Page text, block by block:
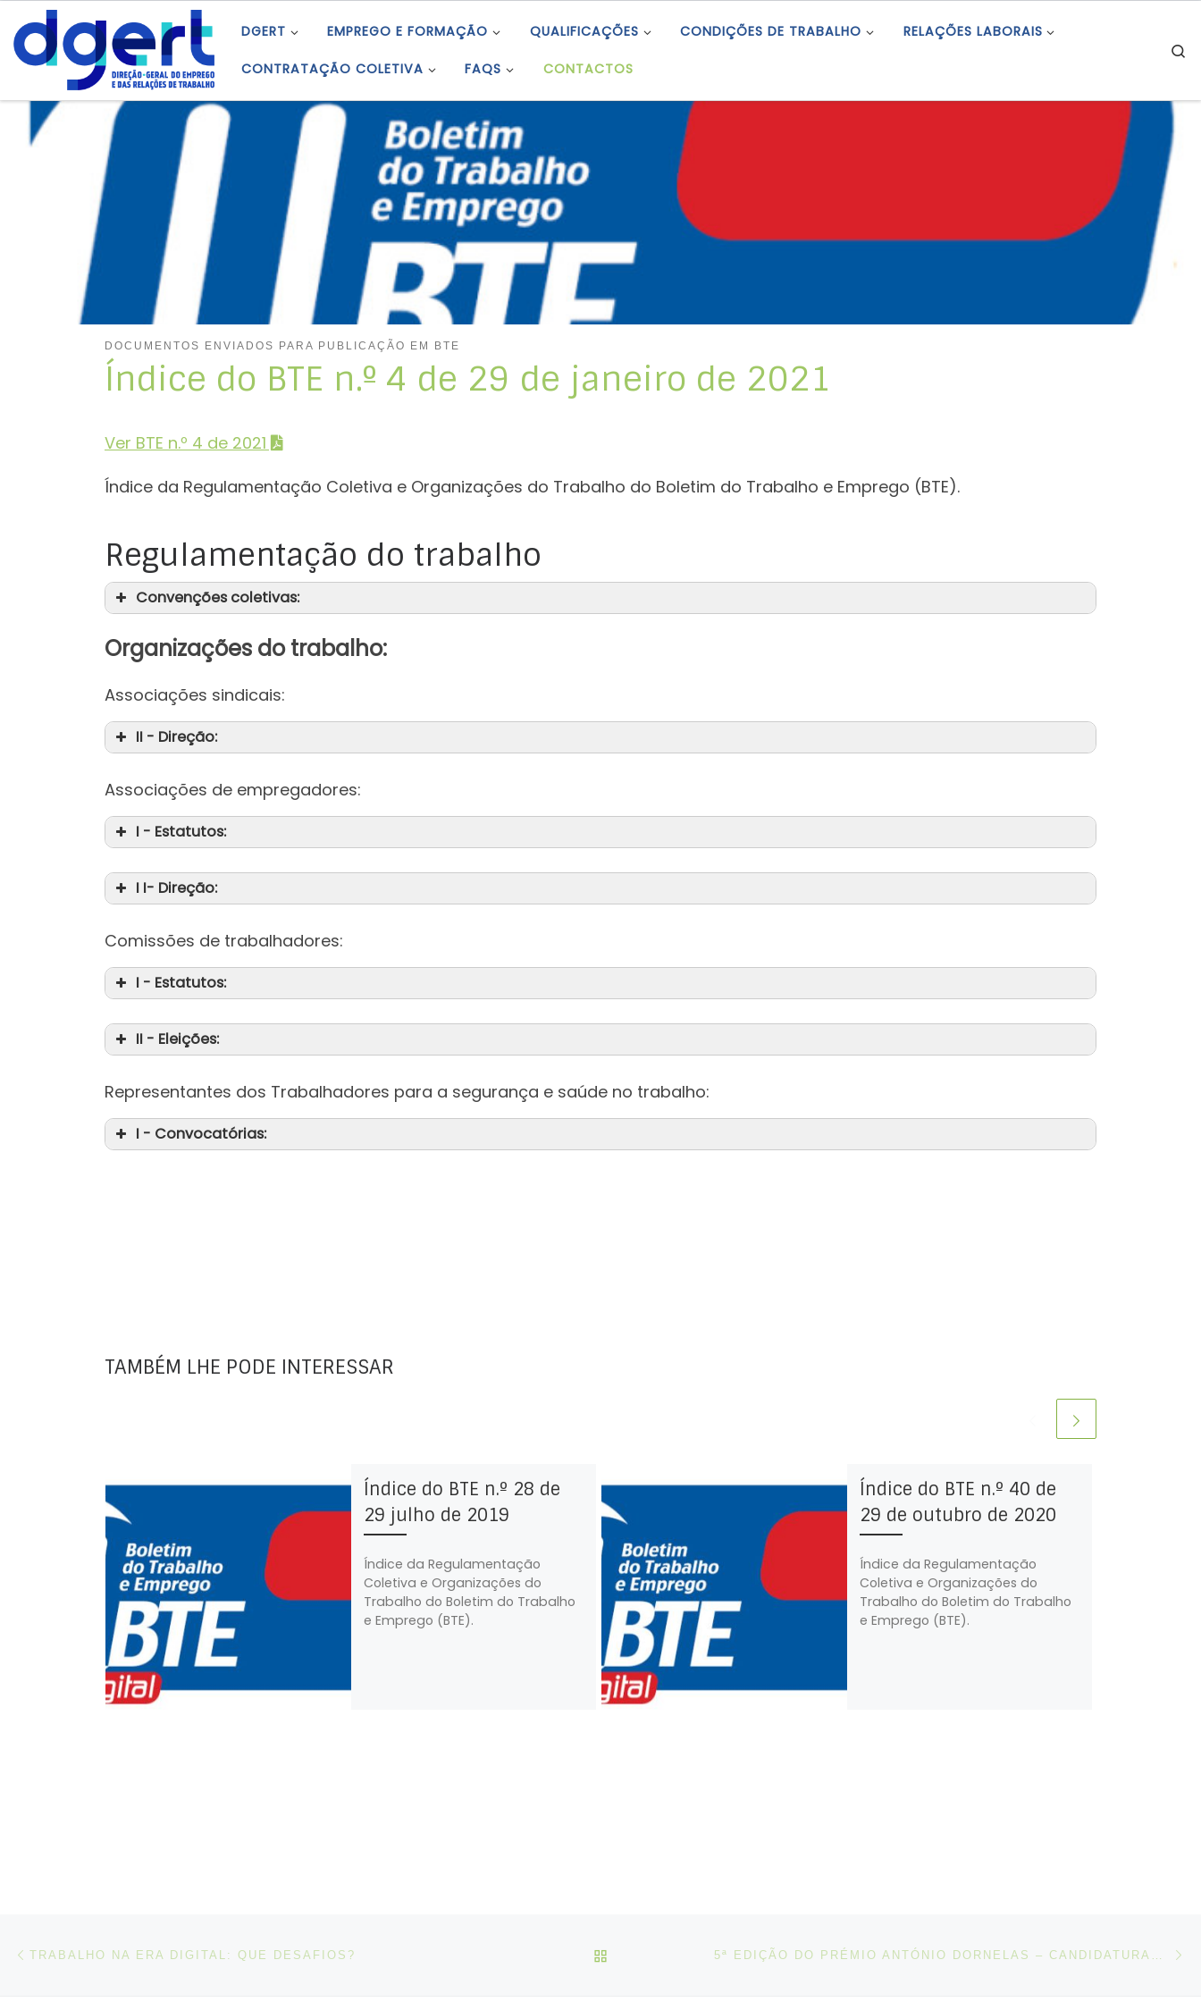
Skip to content DGERT EMPREGO E FORMAÇÃO QUALIFICAÇÕES CONDIÇÕES DE TRABALHO RELAÇÕES LABORAIS
CONTRATAÇÃO COLETIVA FAQS CONTACTOS
DOCUMENTOS ENVIADOS PARA PUBLICAÇÃO EM BTE
Índice do BTE n.º 4 de 29 de janeiro de 2021
Ver BTE n.º 4 de 2021
Índice da Regulamentação Coletiva e Organizações do Trabalho do Boletim do Trabalho e Emprego (BTE).
Regulamentação do trabalho
Convenções coletivas:
da
Organizações do trabalho:
Associações sindicais:
II - Direção:
Associações de empregadores:
I - Estatutos:
I I- Direção:
Comissões de trabalhadores:
I - Estatutos:
II - Eleições:
Representantes dos Trabalhadores para a segurança e saúde no trabalho:
I - Convocatórias:
TAMBÉM LHE PODE INTERESSAR
Índice do BTE n.º 28 de
29 julho de 2019
Índice da Regulamentação
Coletiva e Organizações do
Trabalho do Boletim do Trabalho
e Emprego (BTE).
Índice do BTE n.º 40 de
29 de outubro de 2020
Índice da Regulamentação
Coletiva e Organizações do
Trabalho do Boletim do Trabalho
e Emprego (BTE).
Post navigation
TRABALHO NA ERA DIGITAL: QUE DESAFIOS? VOLTAR À LISTA DE ARTIGOS